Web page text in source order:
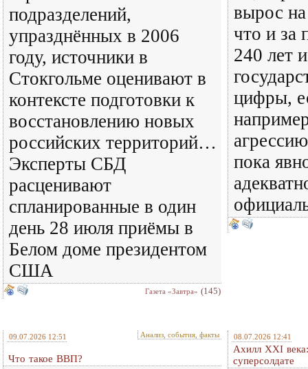
подразделений,
упразднённых в 2006
году, источники в
Стокгольме оценивают в
контексте подготовки к
восстановлению новых
российских территорий…
Эксперты СБД
расценивают
спланированные в один
день 28 июля приёмы в
Белом доме президентом
США
Газета «Завтра» (145)
вырос
что и за
240 лет
цифры,
пока
09.07.2026 12:51 Анализ, события, факты
Что такое ВВП?
08.07.2026 12:41
Ахилл XXI
суперсолдате